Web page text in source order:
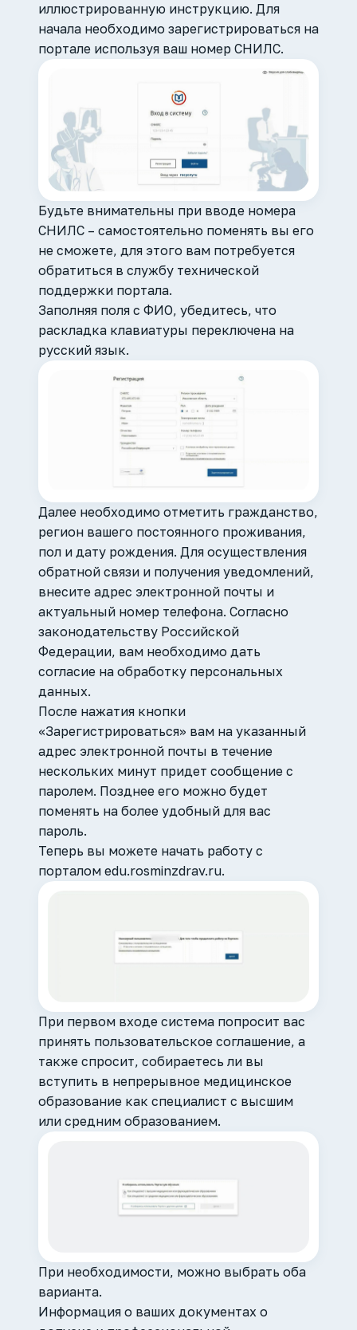
иллюстрированную инструкцию. Для
начала необходимо зарегистрироваться на
портале используя ваш номер СНИЛС.
Будьте внимательны при вводе номера
СНИЛС – самостоятельно поменять вы его
не сможете, для этого вам потребуется
обратиться в службу технической
поддержки портала.
Заполняя поля с ФИО, убедитесь, что
раскладка клавиатуры переключена на
русский язык.
Далее необходимо отметить гражданство,
регион вашего постоянного проживания,
пол и дату рождения. Для осуществления
обратной связи и получения уведомлений,
внесите адрес электронной почты и
актуальный номер телефона. Согласно
законодательству Российской
Федерации, вам необходимо дать
согласие на обработку персональных
данных.
После нажатия кнопки
«Зарегистрироваться» вам на указанный
адрес электронной почты в течение
нескольких минут придет сообщение с
паролем. Позднее его можно будет
поменять на более удобный для вас
пароль.
Теперь вы можете начать работу с
порталом edu.rosminzdrav.ru.
При первом входе система попросит вас
принять пользовательское соглашение, а
также спросит, собираетесь ли вы
вступить в непрерывное медицинское
образование как специалист с высшим
или средним образованием.
При необходимости, можно выбрать оба
варианта.
Информация о ваших документах о